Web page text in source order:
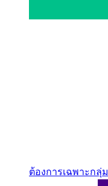
ต้องการเฉพาะกลุ่ม